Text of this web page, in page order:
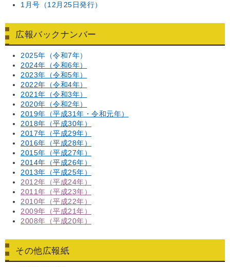
1月号（12月25日発行）
広報バックナンバー
2025年（令和7年）
2024年（令和6年）
2023年（令和5年）
2022年（令和4年）
2021年（令和3年）
2020年（令和2年）
2019年（平成31年・令和元年）
2018年（平成30年）
2017年（平成29年）
2016年（平成28年）
2015年（平成27年）
2014年（平成26年）
2013年（平成25年）
2012年（平成24年）
2011年（平成23年）
2010年（平成22年）
2009年（平成21年）
2008年（平成20年）
その他広報紙